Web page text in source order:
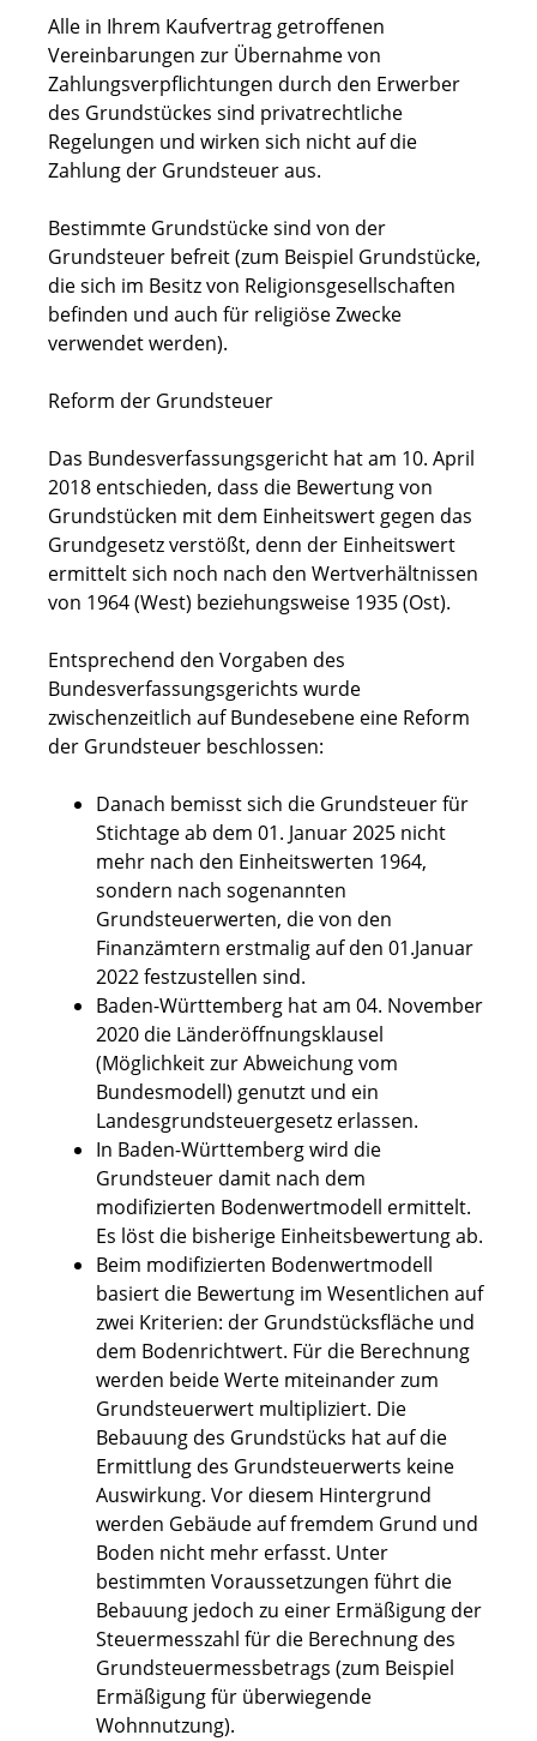
Alle in Ihrem Kaufvertrag getroffenen
Vereinbarungen zur Übernahme von
Zahlungsverpflichtungen durch den Erwerber
des Grundstückes sind privatrechtliche
Regelungen und wirken sich nicht auf die
Zahlung der Grundsteuer aus.
Bestimmte Grundstücke sind von der
Grundsteuer befreit (zum Beispiel Grundstücke,
die sich im Besitz von Religionsgesellschaften
befinden und auch für religiöse Zwecke
verwendet werden).
Reform der Grundsteuer
Das Bundesverfassungsgericht hat am 10. April
2018 entschieden, dass die Bewertung von
Grundstücken mit dem Einheitswert gegen das
Grundgesetz verstößt, denn der Einheitswert
ermittelt sich noch nach den Wertverhältnissen
von 1964 (West) beziehungsweise 1935 (Ost).
Entsprechend den Vorgaben des
Bundesverfassungsgerichts wurde
zwischenzeitlich auf Bundesebene eine Reform
der Grundsteuer beschlossen:
Danach bemisst sich die Grundsteuer für
Stichtage ab dem 01. Januar 2025 nicht
mehr nach den Einheitswerten 1964,
sondern nach sogenannten
Grundsteuerwerten, die von den
Finanzämtern erstmalig auf den 01.Januar
2022 festzustellen sind.
Baden-Württemberg hat am 04. November
2020 die Länderöffnungsklausel
(Möglichkeit zur Abweichung vom
Bundesmodell) genutzt und ein
Landesgrundsteuergesetz erlassen.
In Baden-Württemberg wird die
Grundsteuer damit nach dem
modifizierten Bodenwertmodell ermittelt.
Es löst die bisherige Einheitsbewertung ab.
Beim modifizierten Bodenwertmodell
basiert die Bewertung im Wesentlichen auf
zwei Kriterien: der Grundstücksfläche und
dem Bodenrichtwert. Für die Berechnung
werden beide Werte miteinander zum
Grundsteuerwert multipliziert. Die
Bebauung des Grundstücks hat auf die
Ermittlung des Grundsteuerwerts keine
Auswirkung. Vor diesem Hintergrund
werden Gebäude auf fremdem Grund und
Boden nicht mehr erfasst. Unter
bestimmten Voraussetzungen führt die
Bebauung jedoch zu einer Ermäßigung der
Steuermesszahl für die Berechnung des
Grundsteuermessbetrags (zum Beispiel
Ermäßigung für überwiegende
Wohnnutzung).